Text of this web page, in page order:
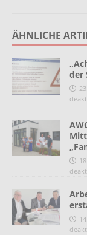
ÄHNLICHE
der